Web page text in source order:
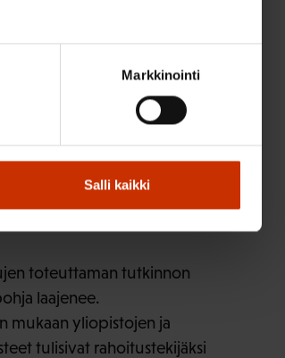
Markkinointi
Salli kaikki
myös ne työelämän
riittävät tiedot ja
painottuisivat
toteuttaman tutkinnon
laajenee.
mukaan yliopistojen ja
tulisivat rahoitustekijäksi